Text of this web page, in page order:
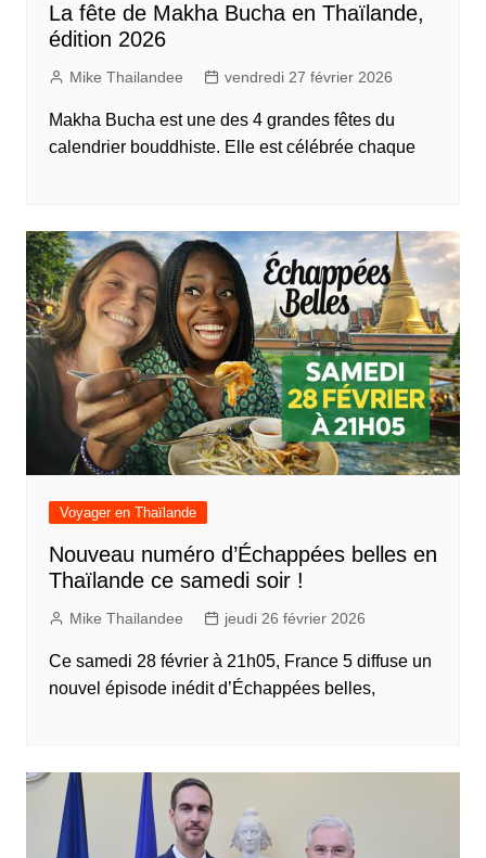
La fête de Makha Bucha en Thaïlande,
édition 2026
Mike Thailandee vendredi 27 février 2026
Makha Bucha est une des 4 grandes fêtes du
calendrier bouddhiste. Elle est célébrée chaque
Voyager en Thaïlande
Nouveau numéro d’Échappées belles en
Thaïlande ce samedi soir !
Mike Thailandee jeudi 26 février 2026
Ce samedi 28 février à 21h05, France 5 diffuse un
nouvel épisode inédit d’Échappées belles,